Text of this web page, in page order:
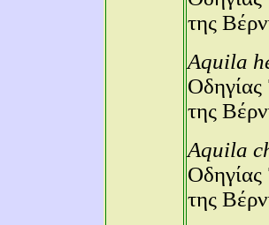
της
Aquila
της
Aquila
της